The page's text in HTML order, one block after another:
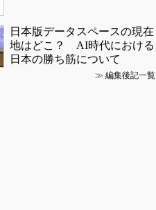
日本版データスペースの現在
地はどこ？ AI時代における
日本の勝ち筋について
≫ 編集後記一覧